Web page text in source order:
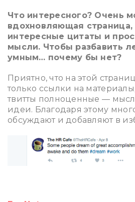
Что интересного? Очень
вдохновляющая страница,
интересные цитаты и
мысли. Чтобы разбавить
умным… почему бы нет?
Приятно, что на этой
только ссылки на
твитты полноценные —
идеи. Благодаря этому
обсуждают и добавляют в